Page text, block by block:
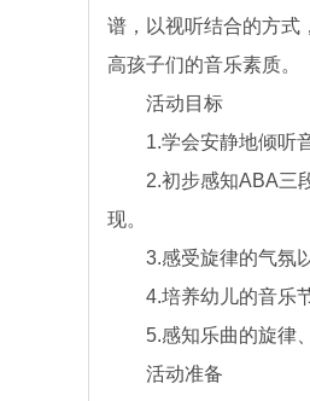
谱，以视听结合的方式
高孩子们的音乐素质。
活动目标
1.学会安静地倾听音
2.初步感知ABA三段
现。
3.感受旋律的气氛以
4.培养幼儿的音乐节
5.感知乐曲的旋律、
活动准备